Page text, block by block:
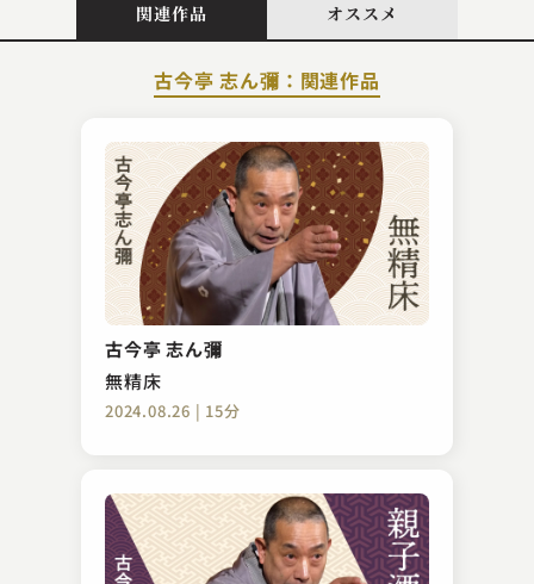
関連作品 オススメ
古今亭 志ん彌：関連作品
古今亭 志ん彌
無精床
2024.08.26 | 15分
柳家 小満ん
夢の酒
2023.08.29 | 15分